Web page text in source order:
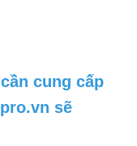
cung cấp
sẽ